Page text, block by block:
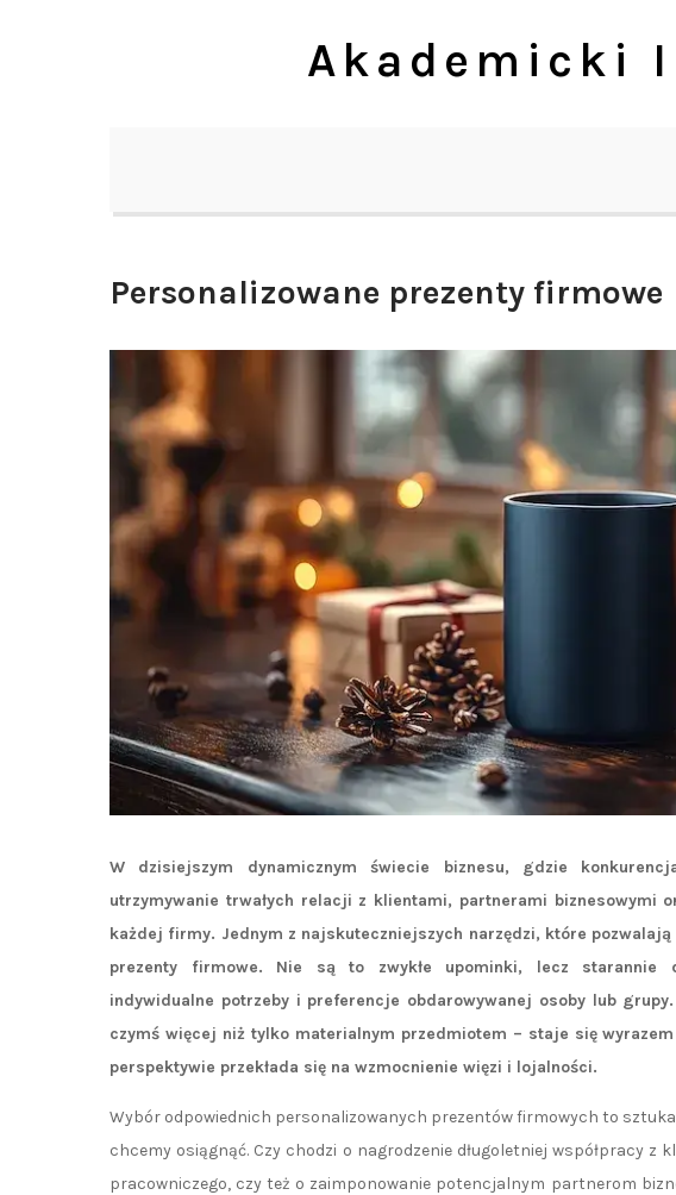
Akademicki
Personalizowane prezenty firmowe
W dzisiejszym dynamicznym świecie biznesu, gdzie
utrzymywanie trwałych relacji z klientami, partnerami biznesowymi
każdej firmy. Jednym z najskuteczniejszych narzędzi, które
prezenty firmowe. Nie są to zwykłe upominki, lecz starannie
indywidualne potrzeby i preferencje obdarowywanej osoby lub
czymś więcej niż tylko materialnym przedmiotem – staje się
perspektywie przekłada się na wzmocnienie więzi i lojalności.
Wybór odpowiednich personalizowanych prezentów firmowych to
chcemy osiągnąć. Czy chodzi o nagrodzenie długoletniej współpracy z
pracowniczego, czy też o zaimponowanie potencjalnym partnerom